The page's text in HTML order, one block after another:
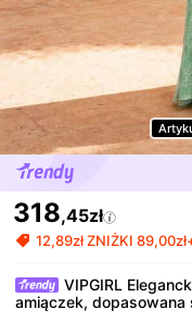
318,45zł
12,89zł ZNIŻKI
VIPGIRL
amiączek,